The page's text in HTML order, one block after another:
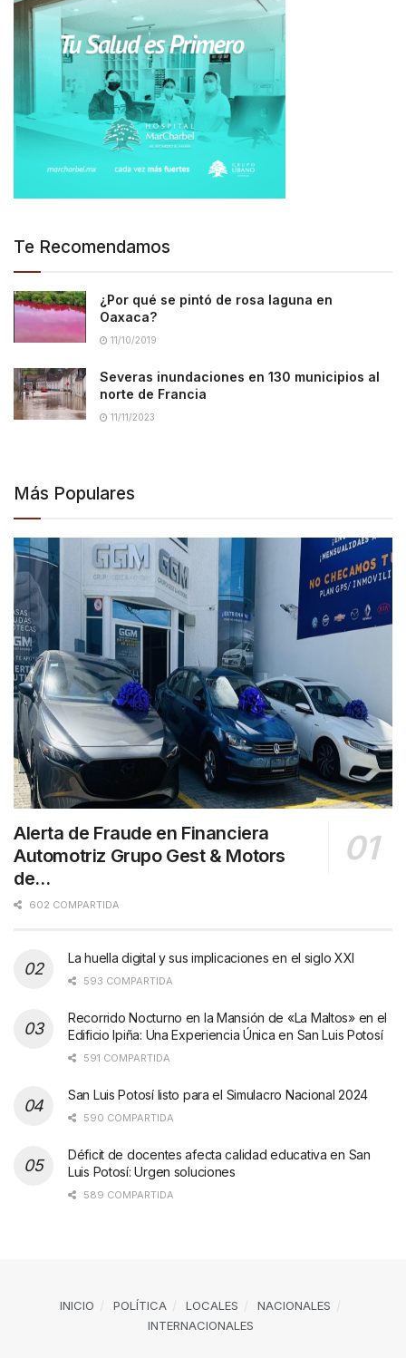
Te Recomendamos
¿Por qué se pintó de rosa laguna en
Oaxaca?
11/10/2019
Severas inundaciones en 130 municipios al
norte de Francia
11/11/2023
Más Populares
Alerta de Fraude en Financiera
Automotriz Grupo Gest & Motors
de…
602 COMPARTIDA
La huella digital y sus implicaciones en el siglo XXI
593 COMPARTIDA
Recorrido Nocturno en la Mansión de «La Maltos» en el
Edificio Ipiña: Una Experiencia Única en San Luis Potosí
591 COMPARTIDA
San Luis Potosí listo para el Simulacro Nacional 2024
590 COMPARTIDA
Déficit de docentes afecta calidad educativa en San
Luis Potosí: Urgen soluciones
589 COMPARTIDA
INICIO POLÍTICA LOCALES
NACIONALES
INTERNACIONALES